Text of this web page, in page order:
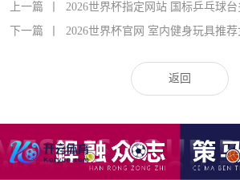
上一篇
2026世界杯指定网站 国标乒乓球台
下一篇
2026世界杯官网 室内健身玩具推荐
返回